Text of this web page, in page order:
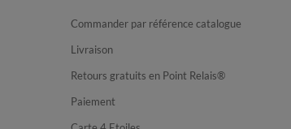
Commander par référence catalogue
Livraison
Retours gratuits en Point Relais®
Paiement